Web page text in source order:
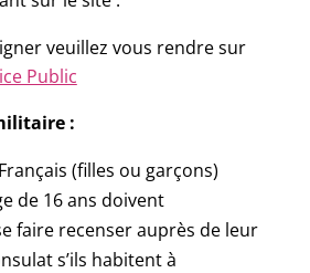
veuillez vous rendre sur
Public
:
(filles ou garçons)
de 16 ans doivent
faire recenser auprès de leur
s’ils habitent à